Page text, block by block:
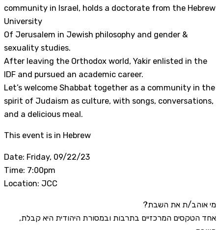
community in Israel, holds a doctorate from the Hebrew
University
Of Jerusalem in Jewish philosophy and gender &
sexuality studies.
After leaving the Orthodox world, Yakir enlisted in the
IDF and pursued an academic career.
Let’s welcome Shabbat together as a community in the
spirit of Judaism as culture, with songs, conversations,
and a delicious meal.
This event is in Hebrew
Date: Friday, 09/22/23
Time: 7:00pm
Location: JCC
?מי אוהב/ת את השבת
,אחד הטקסים המרכזיים בתרבות ובמסורת היהודית היא קבלת